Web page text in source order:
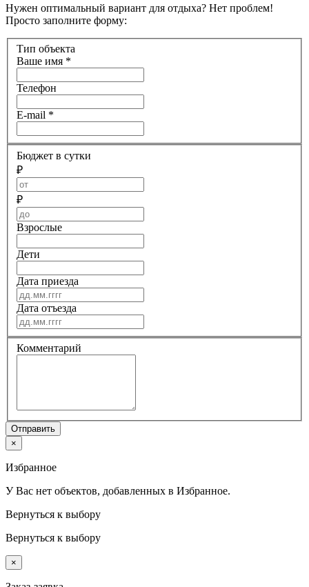
Нужен оптимальный вариант для отдыха? Нет проблем!
Просто заполните форму:
Тип объекта
Ваше имя *
Телефон
E-mail *
Бюджет в сутки
₽
₽
Взрослые
Дети
Дата приезда
Дата отъезда
Комментарий
Отправить
×
Избранное
У Вас нет объектов, добавленных в Избранное.
Вернуться к выбору
Вернуться к выбору
×